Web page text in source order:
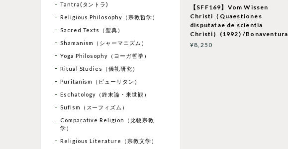
【SFF169】Vom Wissen
Christi（Quaestiones
disputatae de scientia
Christi）(1992) /Bonaventura
¥8,250
Tantra(タントラ)
Religious Philosophy（宗教哲学）
Sacred Texts（聖典）
Shamanism（シャーマニズム）
Yoga Philosophy（ヨーガ哲学）
Ritual Studies（儀礼研究）
Puritanism（ピューリタン）
Eschatology（終末論・来世観）
Sufism（スーフィズム）
Comparative Religion（比較宗教
学）
Religious Literature（宗教文学）